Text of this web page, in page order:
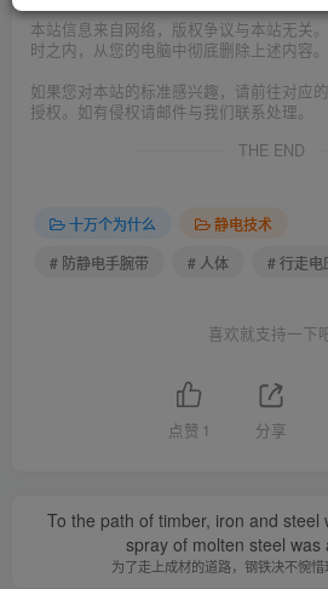
本站信息来自网络，版权争议与本站无关
时之内，从您的电脑中彻底删除上述内容。
如果您对本站的标准感兴趣，请前往对应
授权。如有侵权请邮件与我们联系处理。
THE END
十万个为什么
静电技术
# 防静电手腕带
# 人体 # 行走电
喜欢就支持一下
点赞 1 分享
To the path of timber, iron and
spray of molten steel was
为了走上成材的道路，钢铁决不惋